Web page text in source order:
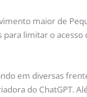
maior de
limitar o
em diversas
do ChatGPT.